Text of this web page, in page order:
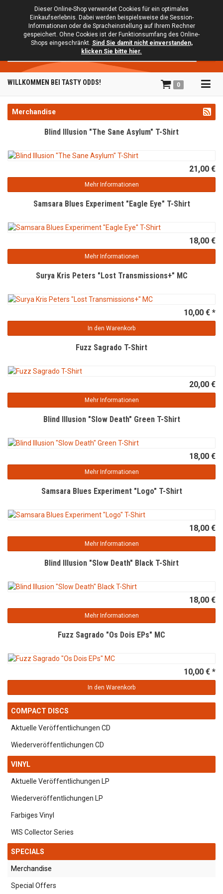
Dieser Online-Shop verwendet Cookies für ein optimales
Einkaufserlebnis. Dabei werden beispielsweise die Session-
Informationen oder die Spracheinstellung auf Ihrem Rechner
gespeichert. Ohne Cookies ist der Funktionsumfang des Online-
Shops eingeschränkt. Sind Sie damit nicht einverstanden,
klicken Sie bitte hier.
WILLKOMMEN BEI TASTY ODDS! 0
Merchandise
Blind Illusion "The Sane Asylum" T-Shirt
21,00 €
Mehr Informationen
Samsara Blues Experiment "Eagle Eye" T-Shirt
18,00 €
Mehr Informationen
Surya Kris Peters "Lost Transmissions+" MC
10,00 € *
In den Warenkorb
Fuzz Sagrado T-Shirt
20,00 €
Mehr Informationen
Blind Illusion "Slow Death" Green T-Shirt
18,00 €
Mehr Informationen
Samsara Blues Experiment "Logo" T-Shirt
18,00 €
Mehr Informationen
Blind Illusion "Slow Death" Black T-Shirt
18,00 €
Mehr Informationen
Fuzz Sagrado "Os Dois EPs" MC
10,00 € *
In den Warenkorb
COMPACT DISCS
Aktuelle Veröffentlichungen CD
Wiederveröffentlichungen CD
VINYL
Aktuelle Veröffentlichungen LP
Wiederveröffentlichungen LP
Farbiges Vinyl
WIS Collector Series
SPECIALS
Merchandise
Special Offers